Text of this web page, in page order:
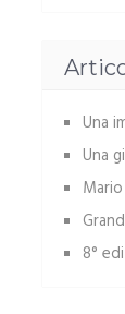
Una
Una
8°